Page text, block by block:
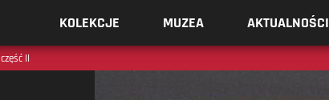
KOLEKCJE MUZEA AKTUALNOŚCI
II